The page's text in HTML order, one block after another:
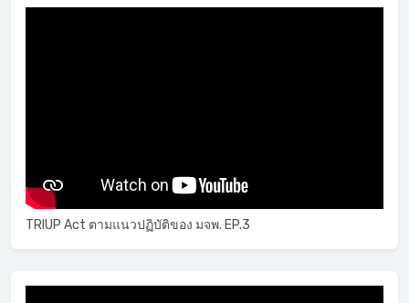
TRIUP Act ตามแนวปฏิบัติของ มจพ. EP.3